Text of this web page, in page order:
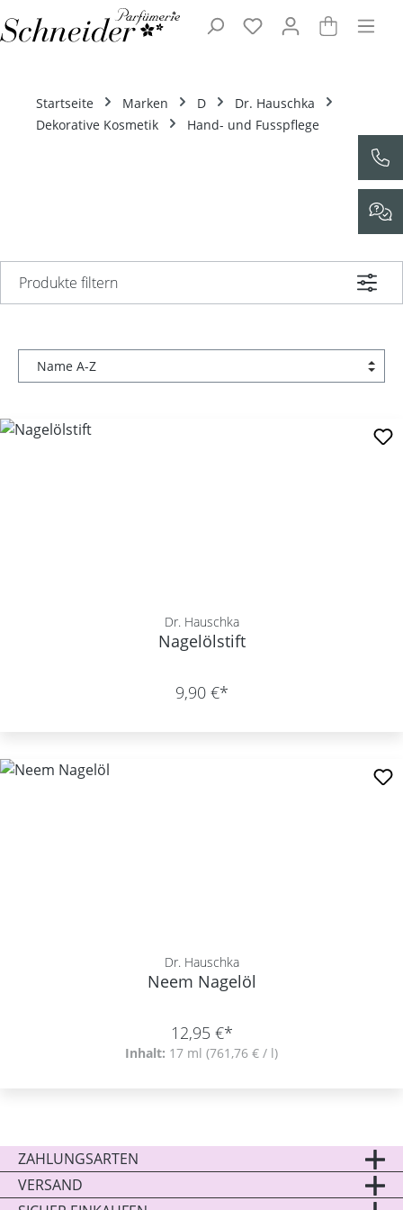
Zum Hauptinhalt springen
Startseite Marken D
Dr. Hauschka
Dekorative Kosmetik
Hand- und Fusspflege
Produkte filtern
Dr. Hauschka
Nagelölstift
9,90 €*
Dr. Hauschka
Neem Nagelöl
12,95 €*
Inhalt: 17 ml (761,76 € / l)
ZAHLUNGSARTEN
VERSAND